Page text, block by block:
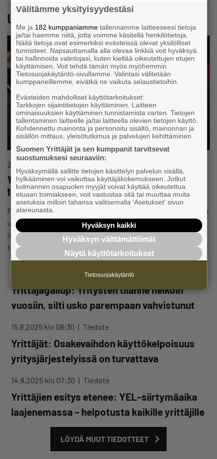
Uusimmat tiedotteet
26.8.2025
Yrittäjägallup: Yrittäjät valmiita laajentamaan
toimintaansa pieniin kuntiin
Pk-yrityksillä on vahvaa kiinnostusta laajentaa toimintaansa
uusiin ja pienempiin kuntiin, mikäli julkinen kilpailutus
lisääntyy, osoittaa tuore Yrittäjägallup. Kyselyyn vastasi yli
tuhat pk-yrityksen edustajaa, joista…
Tiedote
Yrittäjägallup: Yritysten tilanne heikoin
vuosiin, silti usko parempaan vahvistunut
15.8.2025 klo 08:30 Tiedote
Yrittäjät: Osakevaihdon käyttökelpoisuus
yritysjärjestelyissä on turvattava
14.8.2025 klo 07:30 Tiedote
Yrittäjien esitys etenee: YEL-siirtymäaika
laajenemassa – helpotusta kaikille yrittäjille
LÖYDÄ MUUT TIEDOTTEET
Välitämme yksityisyydestäsi
Me ja 182 kumppaniammetallennamme laitteeseesi tietoja
ja/tai haemme niitä, jotta voimme käsitellä henkilötietoja.
Näitä tietoja ovat esimerkiksi evästeissä olevat yksilölliset
tunnisteet. Napsauttamalla alla olevaa linkkiä voit hyväksyä
tai hallinnoida valintojasi, kuten kieltää oikeutettujen etujen
käyttämisen. Voit tehdä tämän myös myöhemmin
Tietosuojakäytäntö-sivullamme. Valintasi välitetään
kumppaneillemme, eivätkä ne vaikuta selaustietoihin.
Evästeiden mahdolliset käyttötarkoitukset:
Tarkkojen sijaintitietojen käyttäminen. Laitteen
ominaisuuksien käyttäminen tunnistamista varten. Tietojen
tallentaminen laitteelle ja/tai laitteella olevien tietojen käyttö.
Kohdennettu mainonta ja personoitu sisältö, mainonnan ja
sisällön mittaus, yleisötutkimus ja palvelujen kehittäminen .
Suomen Yrittäjät ja sen kumppanit tarvitsevat
suostumuksesi seuraaviin:
Hyväksymällä sallitte tietojen käsittelyn palvelun sisällä,
hylkääminen voi vaikuttaa käyttäjäkokemukseen. Jotkut
kolmannen osapuolen myyjät voivat käyttää oikeutettua
etuaan toimiakseen, voit vastustaa sitä tai muuttaa muita
asetuksia milloin tahansa valitsemalla 'Asetukset' sivun
alareunasta.
Hyväksyn kaikki
Hyväksyn välttämättömät
Näytä käyttötarkoitukset
Tietosuojakäytäntö